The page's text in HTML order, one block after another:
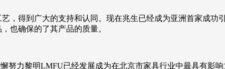
，得到广大的支持和认同。现在兆生已经成为亚洲首家成功
也确保的了其产品的质量。
努力黎明LMFU已经发展成为在北京市家具行业中最具有影